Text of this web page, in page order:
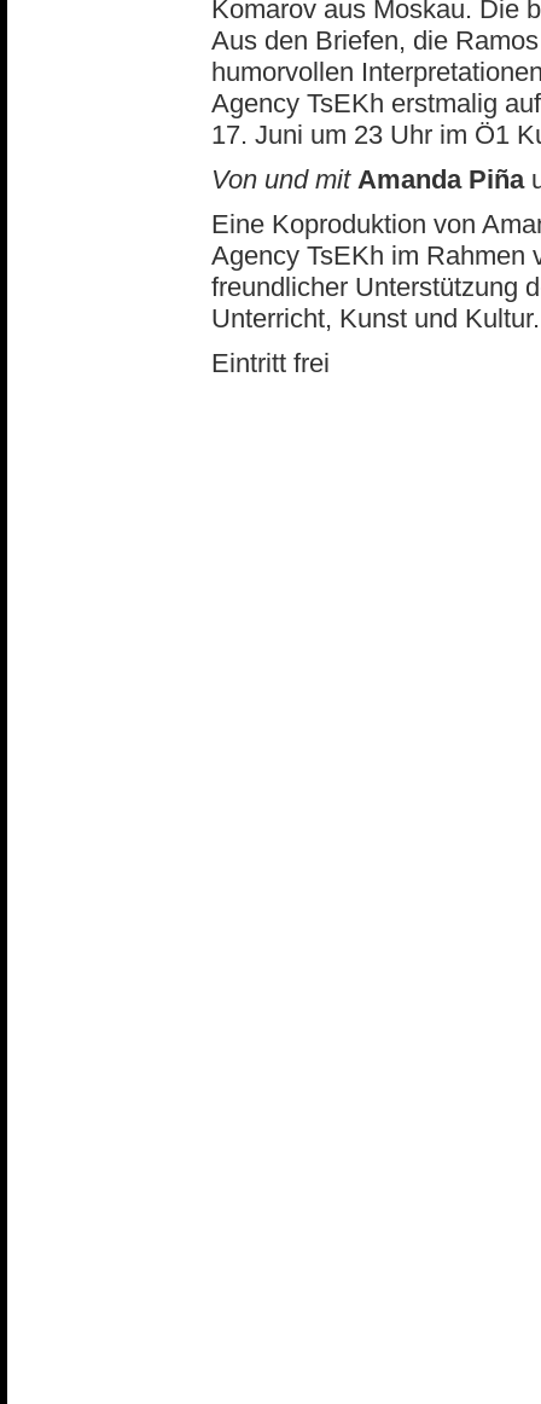
Komarov aus Moskau. Die
Aus den Briefen, die
humorvollen
Agency TsEKh erstmalig
17. Juni um 23 Uhr im Ö1
Von und mit Amanda Piña
Eine Koproduktion von
Agency TsEKh im Rahmen
freundlicher Unterstützung
Unterricht, Kunst und Kultur.
Eintritt frei